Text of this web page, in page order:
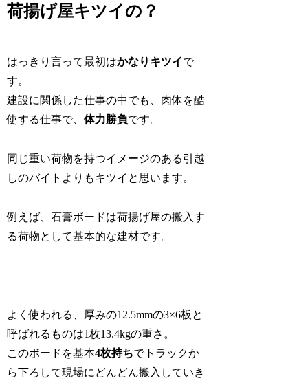
荷揚げ屋キツイの？
はっきり言って最初はかなりキツイで
す。
建設に関係した仕事の中でも、肉体を酷
使する仕事で、体力勝負です。
同じ重い荷物を持つイメージのある引越
しのバイトよりもキツイと思います。
例えば、石膏ボードは荷揚げ屋の搬入す
る荷物として基本的な建材です。
よく使われる、厚みの12.5mmの3×6板と
呼ばれるものは1枚13.4kgの重さ。
このボードを基本4枚持ちでトラックか
ら下ろして現場にどんどん搬入していき